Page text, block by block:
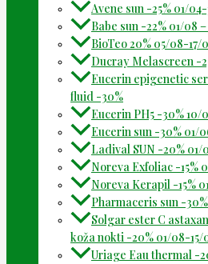
Avene sun -25% 01/
Babe sun -22% 01/08 –
BioTeo 20% 05/08-17/
Ducray Melascreen -
Eucerin epigenetic
fluid -30%
Eucerin PH5 -30% 10/
Eucerin sun -30% 01/
Ladival SUN -20% 01/
Noreva Exfoliac -15%
Noreva Kerapil -15%
Pharmaceris sun -
Solgar ester C
koža nokti -20% 01/08-15/
Uriage Eau thermal -